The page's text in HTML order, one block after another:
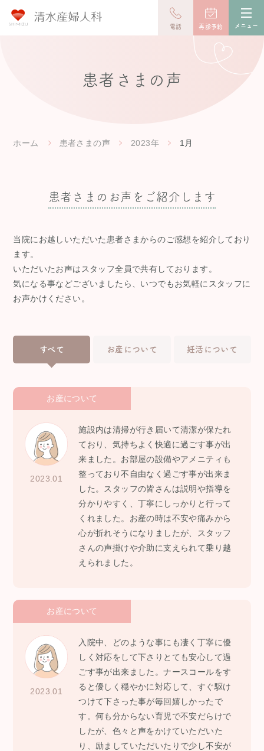
電話 再診予約 メニュー
患者さまの声
ホーム 患者さまの声 2023年 1月
患者さまのお声をご紹介します
当院にお越しいただいた患者さまからのご感想を紹介しており
ます。
いただいたお声はスタッフ全員で共有しております。
気になる事などございましたら、いつでもお気軽にスタッフに
お声かけください。
すべて お産について 妊活について
お産について
2023.01
施設内は清掃が行き届いて清潔が保たれ
ており、気持ちよく快適に過ごす事が出
来ました。お部屋の設備やアメニティも
整っており不自由なく過ごす事が出来ま
した。スタッフの皆さんは説明や指導を
分かりやすく、丁寧にしっかりと行って
くれました。お産の時は不安や痛みから
心が折れそうになりましたが、スタッフ
さんの声掛けや介助に支えられて乗り越
えられました。
お産について
2023.01
入院中、どのような事にも凄く丁寧に優
しく対応をして下さりとても安心して過
ごす事が出来ました。ナースコールをす
ると優しく穏やかに対応して、すぐ駆け
つけて下さった事が毎回嬉しかったで
す。何も分からない育児で不安だらけで
したが、色々と声をかけていただいた
り、励ましていただいたりで少し不安が